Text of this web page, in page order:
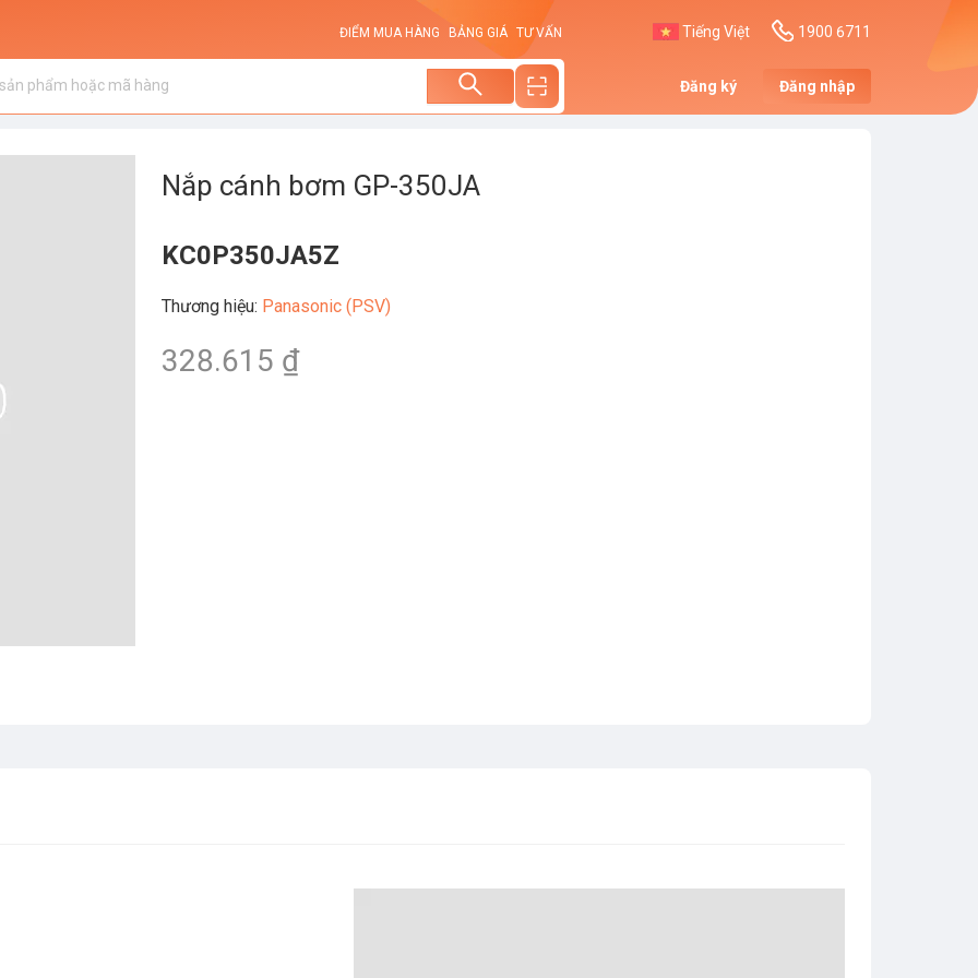
ĐIỂM MUA HÀNG BẢNG GIÁ TƯ VẤN Tiếng Việt 1900 6711
Đăng ký Đăng nhập
Nắp cánh bơm GP-350JA
KC0P350JA5Z
Thương hiệu: Panasonic (PSV)
328.615 ₫